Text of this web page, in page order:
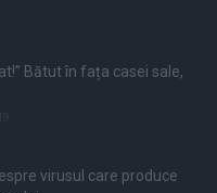
Bătut în fața casei sale,
virusul care produce